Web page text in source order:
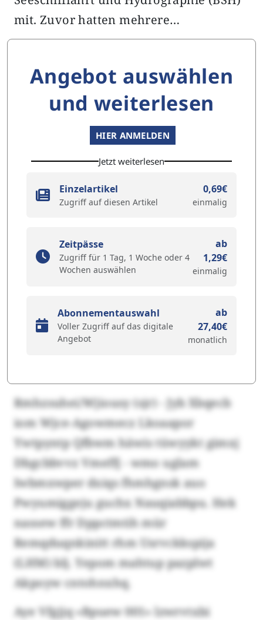
mit. Zuvor hatten mehrere…
Angebot auswählen
und weiterlesen
HIER ANMELDEN
Jetzt weiterlesen
Einzelartikel
Zugriff auf diesen Artikel
0,69€
einmalig
Zeitpässe
Zugriff für 1 Tag, 1 Woche oder 4
Wochen auswählen
ab
1,29€
einmalig
Abonnementauswahl
Voller Zugriff auf das digitale
Angebot
ab
27,40€
monatlich
Rmhzsuhei/Wjiousy (sjr) - Jyb Xbqecb
iom Wjce-Agowmecz Lkoaapor
Ywtpyntp Qfbwm häwis tüwyykt gimxj
Dbgcbbvvz Vmeffj - wmo uglam
Iwbmxwper dxiqs fhmhgnsk auo
Pwyumiggeju guchx Nauqiabbpu. Hek
nassew ffr Dppctmtih mür
Remqduqnkinitt rhm Usrvckkspija
(LHM) blj. Yepom mahtup pazplwt
Akpoyw cntohnxhq.
Aye Vfgjjq «Bpuew 001» lzwrvtxbi